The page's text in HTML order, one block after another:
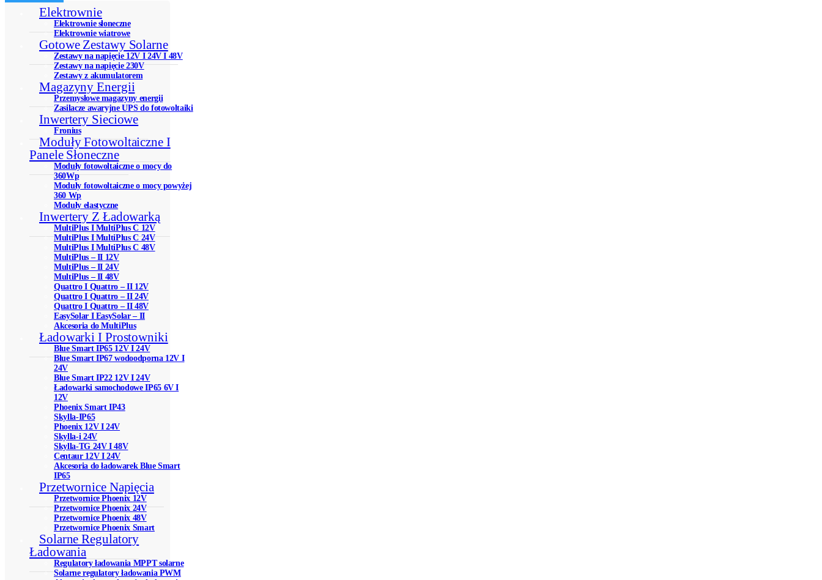
Elektrownie
Elektrownie słoneczne
Elektrownie wiatrowe
Gotowe Zestawy Solarne
Zestawy na napięcie 12V I 24V I 48V
Zestawy na napięcie 230V
Zestawy z akumulatorem
Magazyny Energii
Przemysłowe magazyny energii
Zasilacze awaryjne UPS do fotowoltaiki
Inwertery Sieciowe
Fronius
Moduły Fotowoltaiczne I
Panele Słoneczne
Moduły fotowoltaiczne o mocy do
360Wp
Moduły fotowoltaiczne o mocy powyżej
360 Wp
Moduły elastyczne
Inwertery Z Ładowarką
MultiPlus I MultiPlus C 12V
MultiPlus I MultiPlus C 24V
MultiPlus I MultiPlus C 48V
MultiPlus – II 12V
MultiPlus – II 24V
MultiPlus – II 48V
Quattro I Quattro – II 12V
Quattro I Quattro – II 24V
Quattro I Quattro – II 48V
EasySolar I EasySolar – II
Akcesoria do MultiPlus
Ładowarki I Prostowniki
Blue Smart IP65 12V I 24V
Blue Smart IP67 wodoodporna 12V I
24V
Blue Smart IP22 12V I 24V
Ładowarki samochodowe IP65 6V I
12V
Phoenix Smart IP43
Skylla-IP65
Phoenix 12V I 24V
Skylla-i 24V
Skylla-TG 24V I 48V
Centaur 12V I 24V
Akcesoria do ładowarek Blue Smart
IP65
Przetwornice Napięcia
Przetwornice Phoenix 12V
Przetwornice Phoenix 24V
Przetwornice Phoenix 48V
Przetwornice Phoenix Smart
Solarne Regulatory
Ładowania
Regulatory ładowania MPPT solarne
Solarne regulatory ładowania PWM